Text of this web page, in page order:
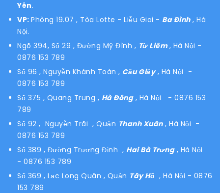
Yên.
VP: Phòng 19.07 , Tòa Lotte - Liễu Giai - Ba Đình, Hà
Nội.
Ngõ 394, Số 29 , Đường Mỹ Đình , Từ Liêm, Hà Nội -
0876 153 789
Số 96 , Nguyễn Khánh Toàn , Cầu Giấy, Hà Nội -
0876 153 789
Số 375 , Quang Trung , Hà Đông, Hà Nội - 0876 153
789
Số 92 , Nguyễn Trãi , Quận Thanh Xuân, Hà Nội -
0876 153 789
Số 389 , Đường Trương Định , Hai Bà Trưng, Hà Nội
- 0876 153 789
Số 369 , Lạc Long Quân , Quận Tây Hồ , Hà Nội - 0876
153 789